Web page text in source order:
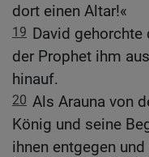
dort einen Altar!«
19 David gehorchte
der Prophet ihm
hinauf.
20 Als Arauna von
König und seine
ihnen entgegen